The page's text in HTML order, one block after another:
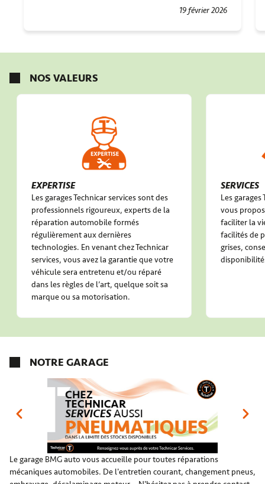
19 février 2026
NOS VALEURS
EXPERTISE
Les garages Technicar services sont des
professionnels rigoureux, experts de la
réparation automobile formés
régulièrement aux dernières
technologies. En venant chez Technicar
services, vous avez la garantie que votre
véhicule sera entretenu et/ou réparé
dans les règles de l’art, quelque soit sa
marque ou sa motorisation.
SERVICES
Les
vous
faciliter la
facilités de
grises,
NOTRE GARAGE
Le garage BMG auto vous accueille pour toutes réparations
mécaniques automobiles. De l'entretien courant, changement pneus,